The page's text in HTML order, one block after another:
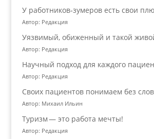
У работников‑зумеров есть свои
Автор: Редакция
Уязвимый, обиженный и такой
Автор: Редакция
Научный подход для каждого
Автор: Редакция
Своих пациентов понимаем без слов
Автор: Михаил Ильин
Туризм — это работа мечты!
Автор: Редакция